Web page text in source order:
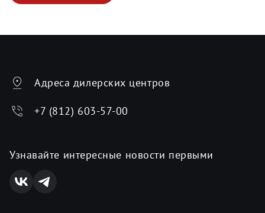
Адреса дилерских центров
+7 (812) 603-57-00
Узнавайте интересные новости первыми